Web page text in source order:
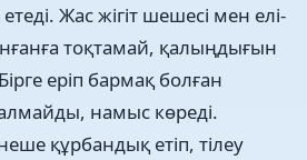
Жас жігіт шешесі мен елі-
тоқтамай, қалыңдығын
еріп бармақ болған
алмайды, намыс көреді.
құрбандық етіп, тілеу